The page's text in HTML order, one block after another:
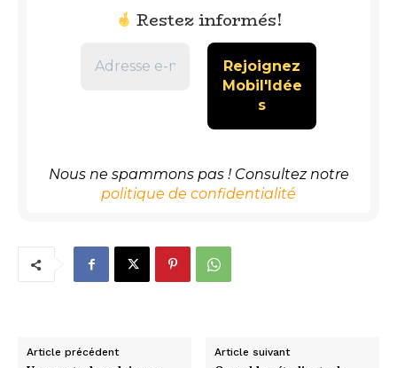
Restez informés!
Nous ne spammons pas ! Consultez notre
politique de confidentialité
Article précédent Article suivant